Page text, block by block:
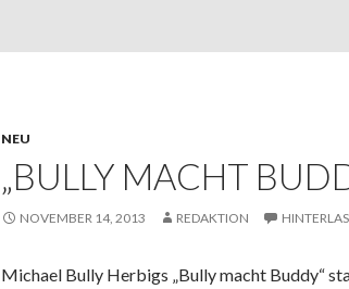
NEU
„BULLY MACHT
NOVEMBER 14, 2013 REDAKTION
Michael Bully Herbigs „Bully macht Buddy“